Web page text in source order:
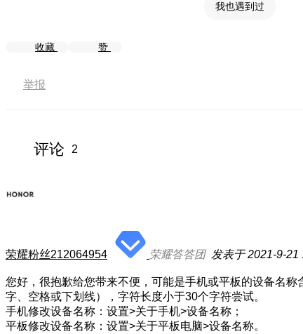
我也遇到过
收藏 赞
举报
评论 2
荣耀粉丝212064954 荣耀答答团 发表于 2021-9-21
您好，很抱歉给您带来不便，可能是手机或平板的设备名
字、空格或下划线），字符长度小于30个字符尝试。
手机修改设备名称：设置>关于手机>设备名称；
平板修改设备名称：设置>关于平板电脑>设备名称。